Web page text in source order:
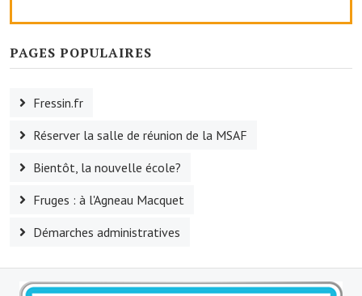
Les Amis du Patrimoine
L'association du château
L'association des anciens sapeurs-pompiers volontaires
PAGES POPULAIRES
Fressin.fr
Réserver la salle de réunion de la MSAF
Bientôt, la nouvelle école?
Fruges : à l'Agneau Macquet
Démarches administratives